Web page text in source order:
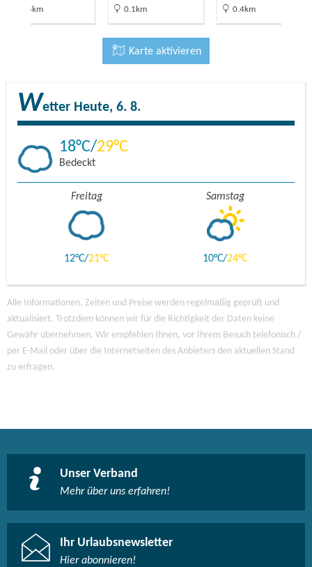
12.5km 0.1km 0.4km
Karte aktivieren
Wetter Heute, 6. 8.
18 29
Bedeckt
Freitag
12 21
Samstag
10 24
Alle Informationen, Zeiten und Preise werden regelmäßig geprüft und
aktualisiert. Trotzdem können wir für die Richtigkeit der Daten keine
Gewähr übernehmen. Wir empfehlen Ihnen, vor Ihrem Besuch telefonisch /
per E-Mail oder über die Internetseiten des Anbieters den aktuellen Stand
zu erfragen.
Unser Verband
Mehr über uns erfahren!
Ihr Urlaubsnewsletter
Hier abonnieren!